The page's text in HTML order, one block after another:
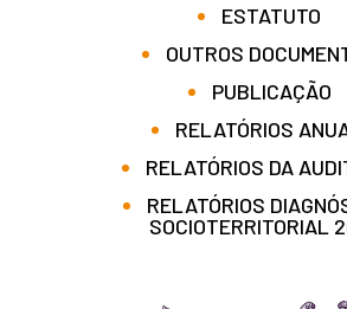
ESTATUTO
OUTROS
PUBLICAÇÃO
RELATÓRIOS
RELATÓRIOS DA
RELATÓRIOS
SOCIOTERRITORIAL